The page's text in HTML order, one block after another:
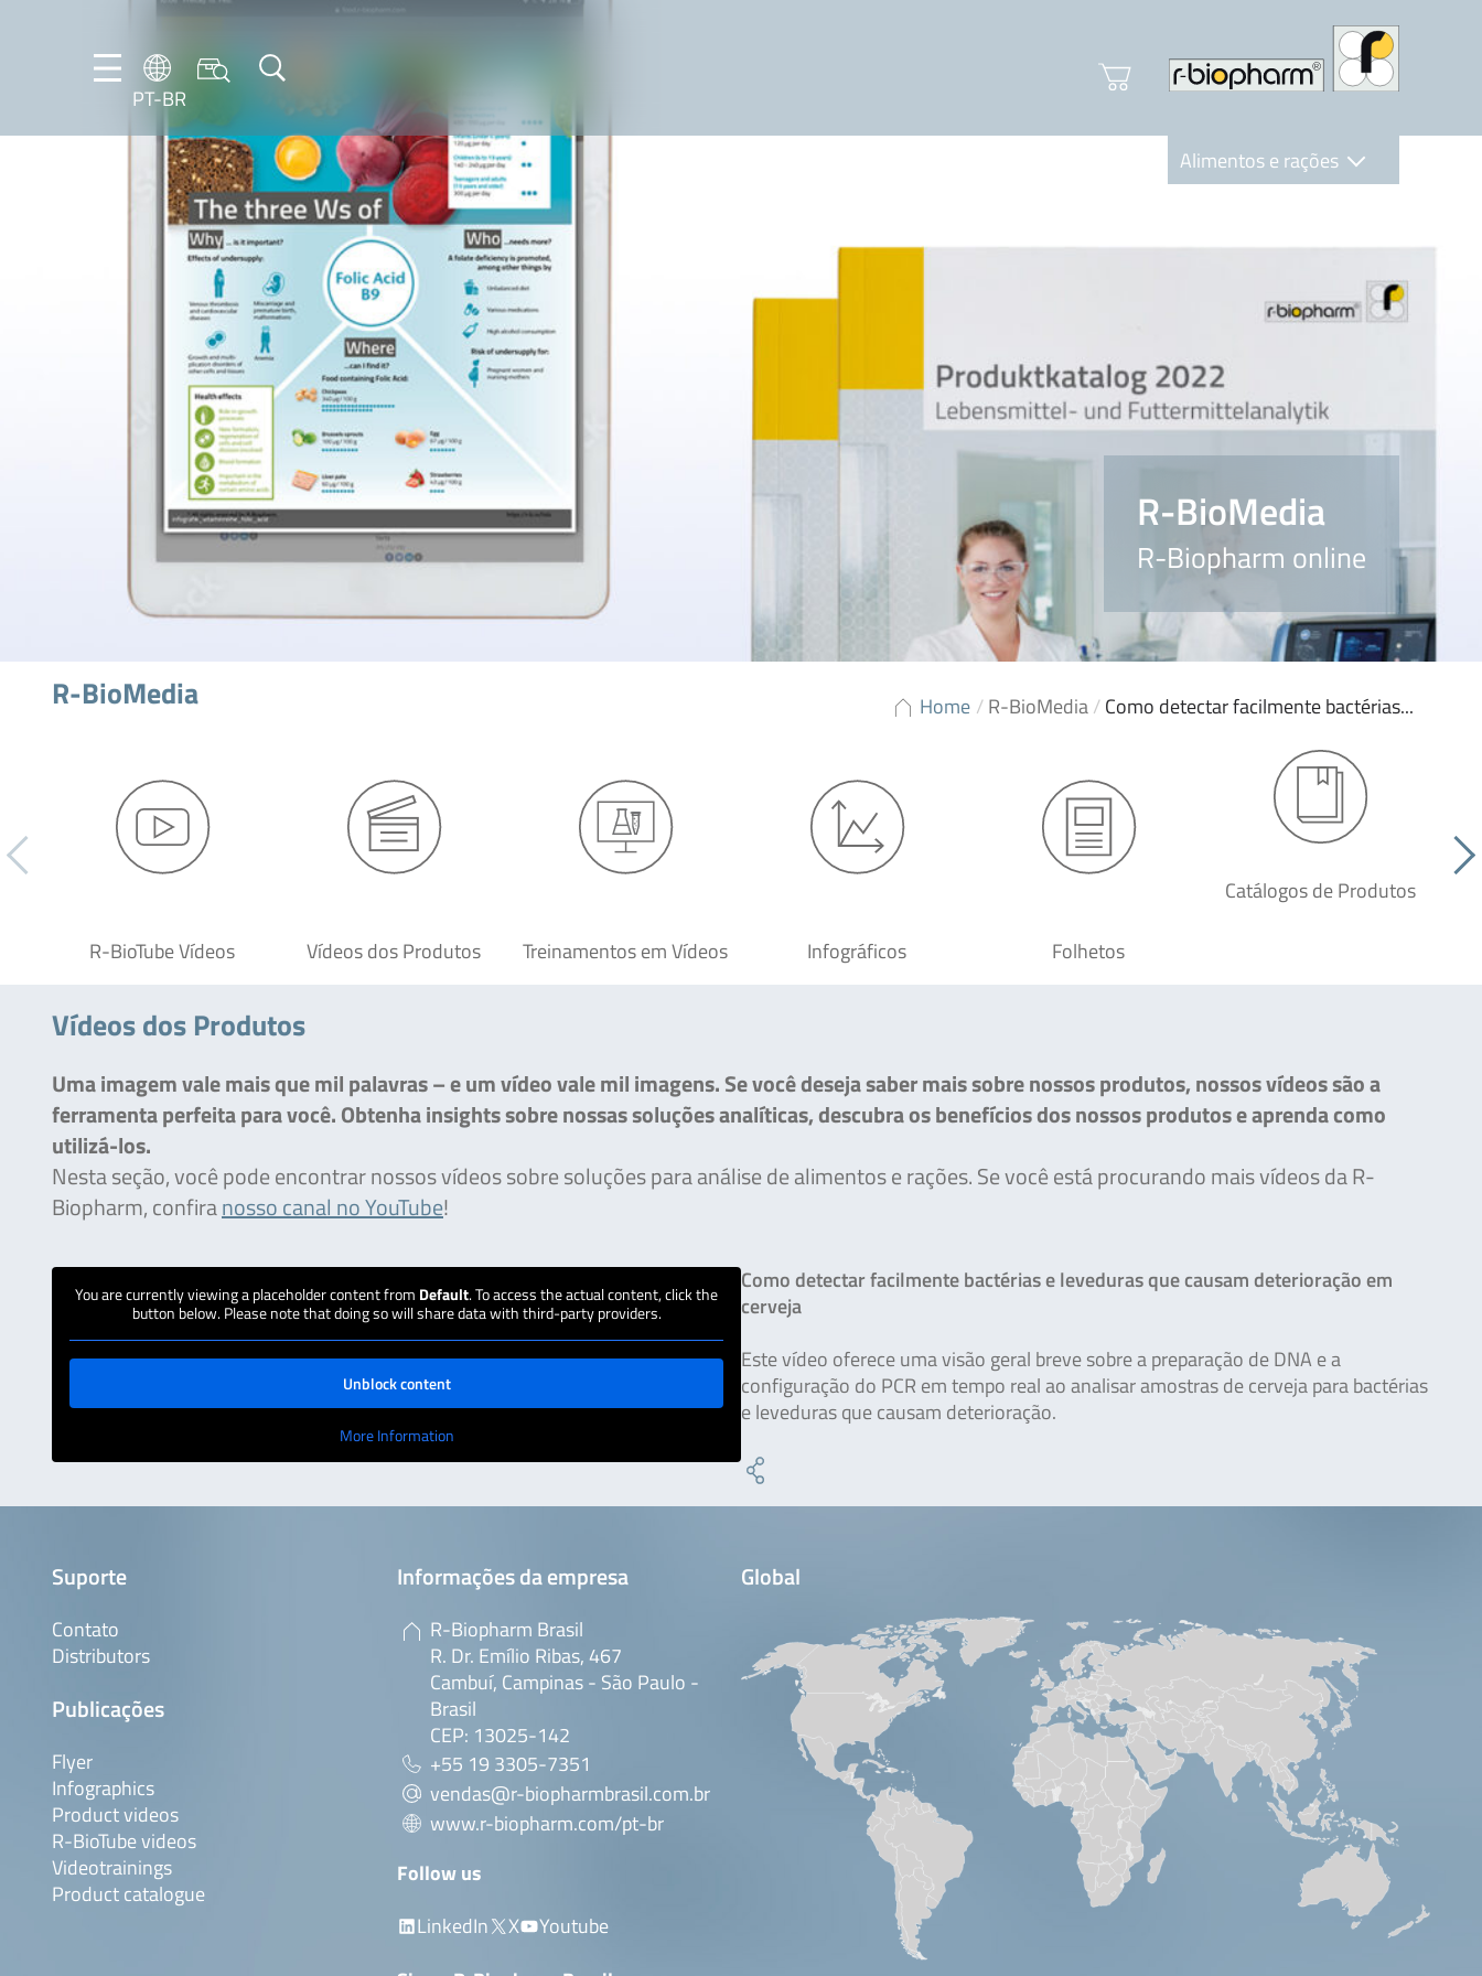
PT-BR
DE
ES
FR
Alimentos e rações
R-Biopharm AG
Nutrition Care
R-BioMedia
R-Biopharm online
Home /R-BioMedia/Como detectar facilmente bactérias...
R-BioMedia
R-BioTube Vídeos Vídeos dos Produtos Treinamentos em Vídeos Infográficos Folhetos
Catálogos de Produtos
Vídeos dos Produtos
Uma imagem vale mais que mil palavras – e um vídeo vale mil imagens. Se você deseja saber mais sobre nossos produtos, nossos vídeos são a
ferramenta perfeita para você. Obtenha insights sobre nossas soluções analíticas, descubra os benefícios dos nossos produtos e aprenda como
utilizá-los.
Nesta seção, você pode encontrar nossos vídeos sobre soluções para análise de alimentos e rações. Se você está procurando mais vídeos da R-
Biopharm, confiranosso canal no YouTube!
You are currently viewing a placeholder content from Default. To access the actual content, click the
button below. Please note that doing so will share data with third-party providers.
Unblock content
More Information
Como detectar facilmente bactérias e leveduras que causam deterioração em
cerveja
Este vídeo oferece uma visão geral breve sobre a preparação de DNA e a
configuração do PCR em tempo real ao analisar amostras de cerveja para bactérias
e leveduras que causam deterioração.
Suporte
Contato
Distributors
Publicações
Flyer
Infographics
Product videos
R-BioTube videos
Videotrainings
Product catalogue
Informações da empresa
R-Biopharm Brasil
R. Dr. Emílio Ribas, 467
Cambuí, Campinas - São Paulo -
Brasil
CEP: 13025-142
+55 19 3305-7351
vendas@r-biopharmbrasil.com.br
www.r-biopharm.com/pt-br
Follow us
LinkedIn
X
Youtube
Global